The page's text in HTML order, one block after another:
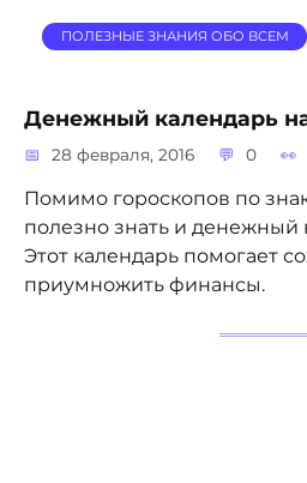
ПОЛЕЗНЫЕ ЗНАНИЯ ОБО ВСЕМ
Денежный календарь
28 февраля, 2016 0
Помимо гороскопов по
полезно знать и денежный
Этот календарь помогает
приумножить финансы.